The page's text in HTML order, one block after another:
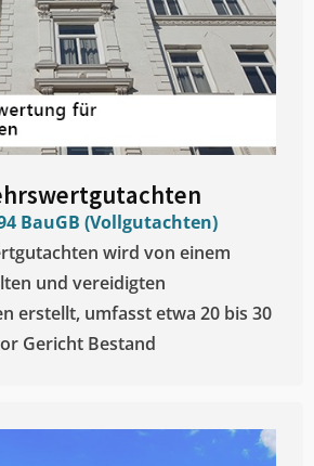
BauGB (Vollgutachten)
wird von einem
und vereidigten
erstellt, umfasst etwa 20 bis 30
Gericht Bestand